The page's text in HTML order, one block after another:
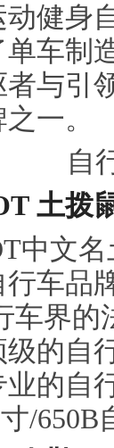
动健身
车制
与引
一。
土拨
中文
行车品
车界的
的自
业的自
/